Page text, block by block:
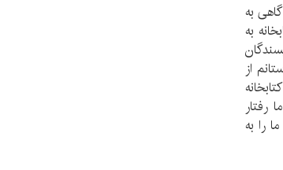
به
به
از
رفتار
را به